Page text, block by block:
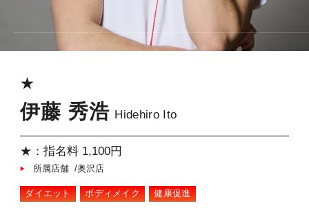
★
伊藤 秀浩 Hidehiro Ito
★：指名料 1,100円
所属店舗 /奥沢店
ダイエット ボディメイク 健康促進